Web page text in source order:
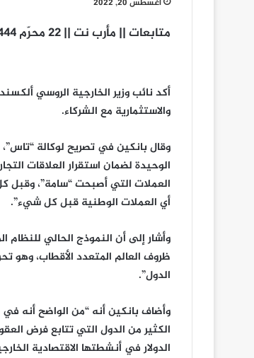
أغسطس 20, 2022
متابعات || مأرب نت || 22 محرّم 1444هـ
أكد نائب وزير الخارجية الروسي
والاستثمارية مع الشركاء.
وقال بانكين في تصريح لوكالة
الوحيدة لضمان استقرار العلاقات
العملات التي أصبحت “سامة”، وقبل كل
أي العملات الوطنية قبل كل شيء”.
وأشار إلى أن النموذج الحالي
ظروف العالم المتعدد الأقطاب، وهو
الدول”.
وأضاف بانكين أنه “من الواضح أنه في
الكثير من الدول التي تتابع فرض
الدولار في أنشطتها الاقتصادية